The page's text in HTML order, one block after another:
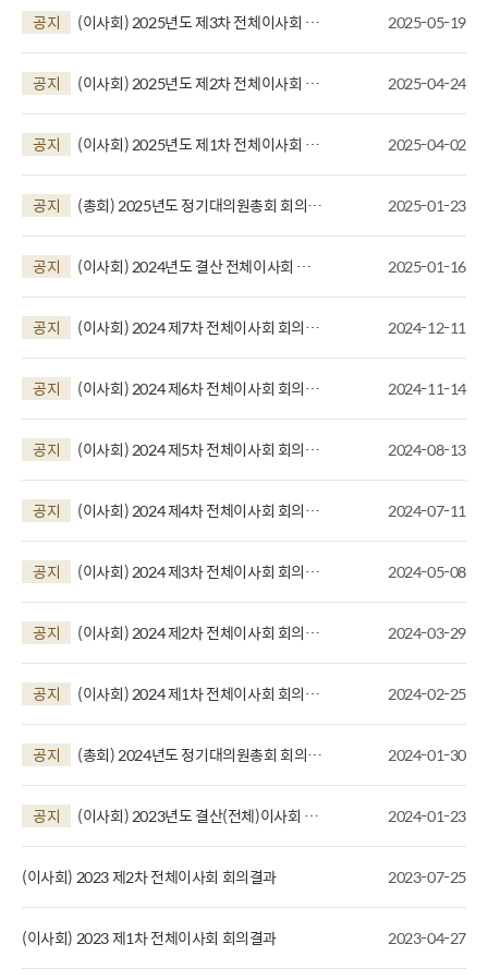
공지
(이사회) 2025년도 제3차 전체이사회 회
2025-05-19
공지
(이사회) 2025년도 제2차 전체이사회 회
2025-04-24
공지
(이사회) 2025년도 제1차 전체이사회 회
2025-04-02
공지
(총회) 2025년도 정기대의원총회 회의결
2025-01-23
공지
(이사회) 2024년도 결산 전체이사회 회
2025-01-16
공지
(이사회) 2024 제7차 전체이사회 회의결
2024-12-11
공지
(이사회) 2024 제6차 전체이사회 회의결
2024-11-14
공지
(이사회) 2024 제5차 전체이사회 회의결
2024-08-13
공지
(이사회) 2024 제4차 전체이사회 회의결
2024-07-11
공지
(이사회) 2024 제3차 전체이사회 회의결
2024-05-08
공지
(이사회) 2024 제2차 전체이사회 회의결
2024-03-29
공지
(이사회) 2024 제1차 전체이사회 회의결
2024-02-25
공지
(총회) 2024년도 정기대의원총회 회의결
2024-01-30
공지
(이사회) 2023년도 결산(전체)이사회 회
2024-01-23
(이사회) 2023 제2차 전체이사회 회의결과 2023-07-25
(이사회) 2023 제1차 전체이사회 회의결과 2023-04-27